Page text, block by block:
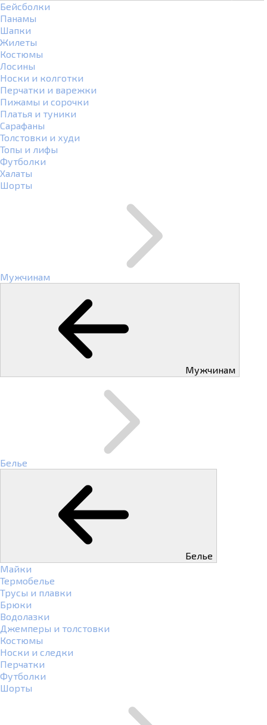
Бейсболки
Панамы
Шапки
Жилеты
Костюмы
Лосины
Носки и колготки
Перчатки и варежки
Пижамы и сорочки
Платья и туники
Сарафаны
Толстовки и худи
Топы и лифы
Футболки
Халаты
Шорты
Мужчинам
Мужчинам
Белье
Белье
Майки
Термобелье
Трусы и плавки
Брюки
Водолазки
Джемперы и толстовки
Костюмы
Носки и следки
Перчатки
Футболки
Шорты